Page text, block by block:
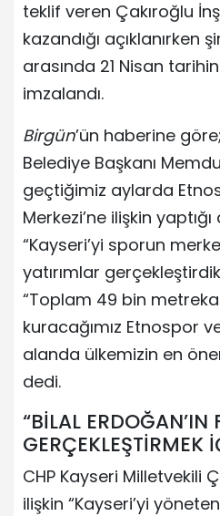
teklif veren Çakıroğlu
kazandığı açıklanırken
arasında 21 Nisan
imzalandı.
Birgün’ün haberine
Belediye Başkanı
geçtiğimiz aylarda
Merkezi’ne ilişkin
“Kayseri’yi sporun
yatırımlar
“Toplam 49 bin
kuracağımız Etnospor
alanda ülkemizin en
dedi.
“BİLAL ERDOĞAN’IN
GERÇEKLEŞTİRMEK
CHP Kayseri Milletvekili
ilişkin “Kayseri’yi